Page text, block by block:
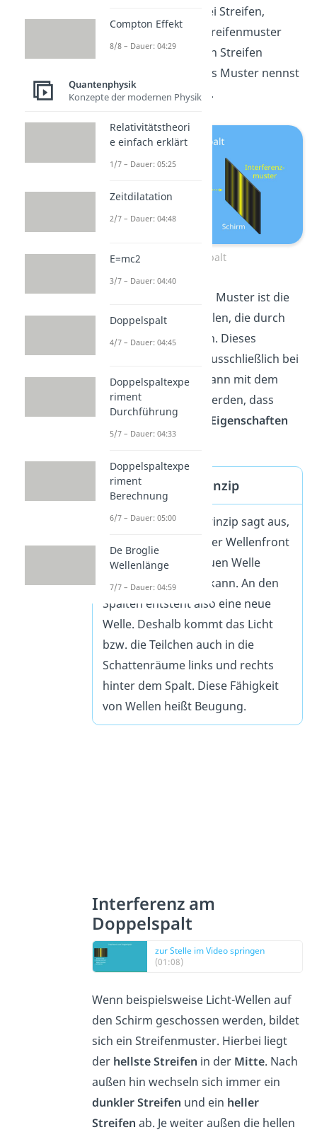
dahinter nicht nur zwei Streifen,
sondern ein ganzes Streifenmuster
aus hellen und dunklen Streifen
abgebildet wird. Dieses Muster nennst
duInterferenzmuster .
Doppelspalt
Verantwortlich für das Muster ist die
Überlagerung
der Wellen, die durch
beide Spalte entstehen. Dieses
Phänomen tritt aber ausschließlich bei
Wellen auf. Dadurch kann mit dem
Doppelspalt gezeigt werden, dass
TeilchenauchWellen-Eigenschaften
haben.
Huygenssches Prinzip
Das Huygenssche Prinzip sagt aus,
dass jeder Punkt einer Wellenfront
als Erreger einer neuen Welle
angesehen werden kann. An den
Spalten entsteht also eine neue
Welle. Deshalb kommt das Licht
bzw. die Teilchen auch in die
Schattenräume links und rechts
hinter dem Spalt. Diese Fähigkeit
von Wellen heißt Beugung.
Interferenz am
Doppelspalt
zur Stelle im Video springen
(01:08)
Wenn beispielsweise Licht-Wellen auf
den Schirm geschossen werden, bildet
sich ein Streifenmuster. Hierbei liegt
der hellste Streifen in der Mitte. Nach
außen hin wechseln sich immer ein
dunkler Streifen und ein heller
Streifenab. Je weiter außen die hellen
Compton Effekt
8/8 – Dauer: 04:29
Quantenphysik
Konzepte der modernen Physik
Relativitätstheori
e einfach erklärt
1/7 – Dauer: 05:25
Zeitdilatation
2/7 – Dauer: 04:48
E=mc2
3/7 – Dauer: 04:40
Doppelspalt
4/7 – Dauer: 04:45
Doppelspaltexpe
riment
Durchführung
5/7 – Dauer: 04:33
Doppelspaltexpe
riment
Berechnung
6/7 – Dauer: 05:00
De Broglie
Wellenlänge
7/7 – Dauer: 04:59